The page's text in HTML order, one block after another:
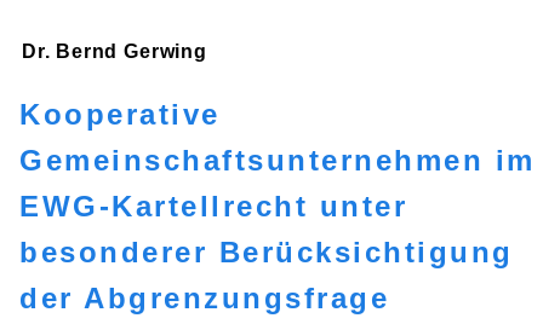
Dr. Bernd Gerwing
Kooperative
Gemeinschaftsunternehmen im
EWG-Kartellrecht unter
besonderer Berücksichtigung
der Abgrenzungsfrage